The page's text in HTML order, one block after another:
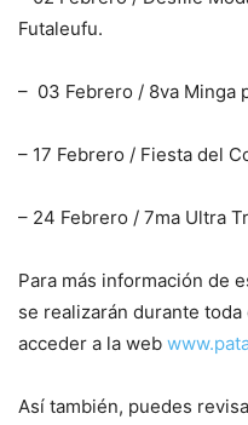
Futaleufu.
– 03 Febrero / 8va Minga
– 17 Febrero / Fiesta del
– 24 Febrero / 7ma Ultra
Para más información de
se realizarán durante
acceder a la web
Así también, puedes